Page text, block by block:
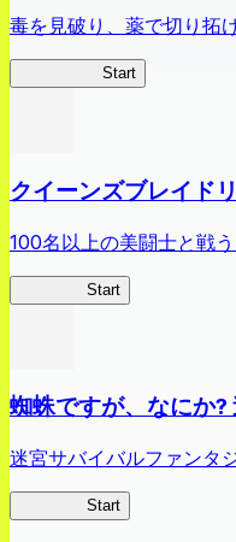
毒を見破り、薬で切り拓
Start
クイーンズブレイド
100名以上の美闘士と戦
Start
蜘蛛ですが、なにか?
迷宮サバイバルファンタ
Start